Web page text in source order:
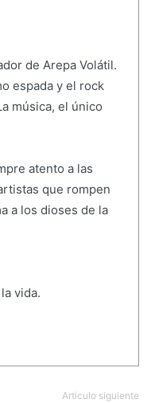
de Arepa Volátil.
espada y el rock
música, el único
atento a las
que rompen
a los dioses de la
vida.
Artículo siguiente